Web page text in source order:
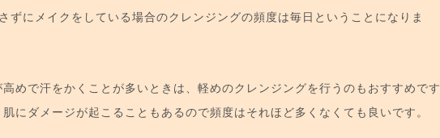
ずにメイクをしている場合のクレンジングの頻度は毎日ということになりま
めで汗をかくことが多いときは、軽めのクレンジングを行うのもおすすめです
にダメージが起こることもあるので頻度はそれほど多くなくても良いです。